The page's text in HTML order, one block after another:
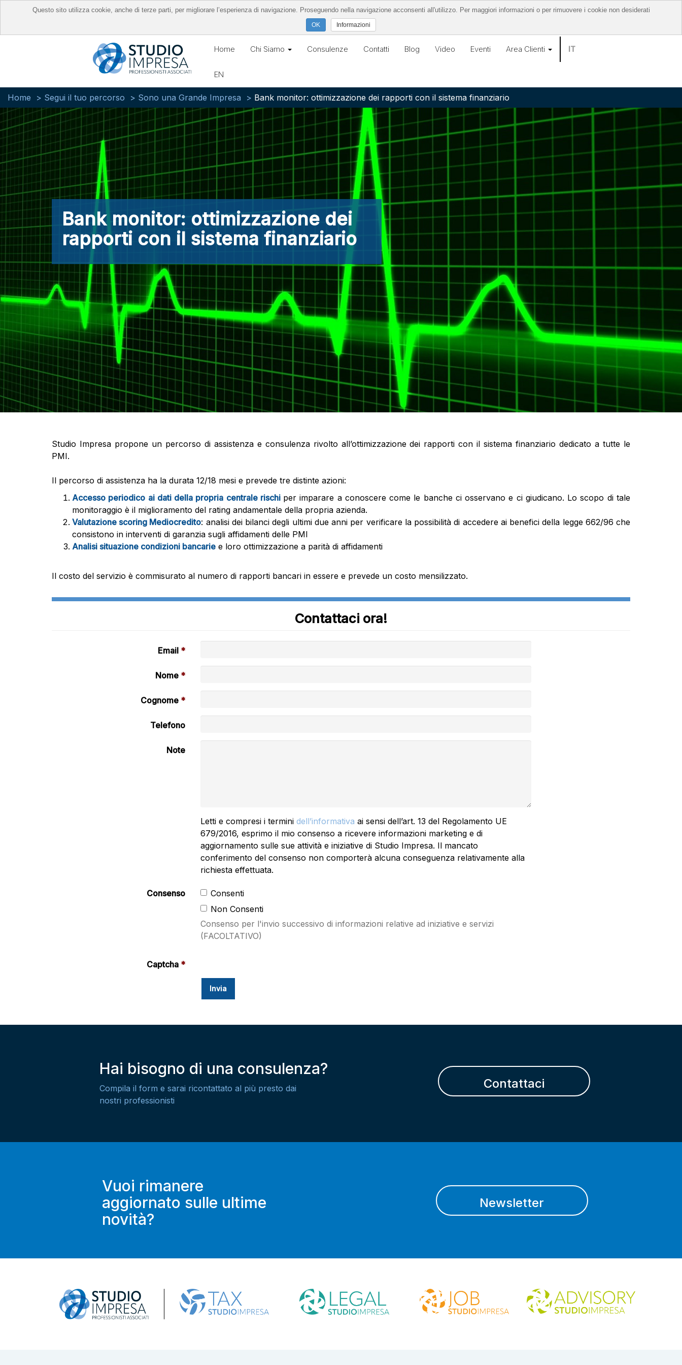
Home Chi Siamo Consulenze Contatti Blog Video Eventi Area Clienti IT
EN
Home Segui il tuo percorso Sono una Grande Impresa Bank monitor: ottimizzazione dei rapporti con il sistema finanziario
Bank monitor: ottimizzazione dei
rapporti con il sistema finanziario
Studio Impresa propone un percorso di assistenza e consulenza rivolto all’ottimizzazione dei rapporti con il sistema finanziario dedicato a tutte le
PMI.
Il percorso di assistenza ha la durata 12/18 mesi e prevede tre distinte azioni:
Accesso periodico ai dati della propria centrale rischi per imparare a conoscere come le banche ci osservano e ci giudicano. Lo scopo di tale
monitoraggio è il miglioramento del rating andamentale della propria azienda.
Valutazione scoring Mediocredito: analisi dei bilanci degli ultimi due anni per verificare la possibilità di accedere ai benefici della legge 662/96 che
consistono in interventi di garanzia sugli affidamenti delle PMI
Analisi situazione condizioni bancarie e loro ottimizzazione a parità di affidamenti
Il costo del servizio è commisurato al numero di rapporti bancari in essere e prevede un costo mensilizzato.
Contattaci ora!
Email
Nome
Cognome
Telefono
Note
Letti e compresi i termini dell’informativa ai sensi dell’art. 13 del Regolamento UE
679/2016, esprimo il mio consenso a ricevere informazioni marketing e di
aggiornamento sulle sue attività e iniziative di Studio Impresa. Il mancato
conferimento del consenso non comporterà alcuna conseguenza relativamente alla
richiesta effettuata.
Consenso
Consenti
Non Consenti
Consenso per l'invio successivo di informazioni relative ad iniziative e servizi
(FACOLTATIVO)
Captcha
Hai bisogno di una consulenza?
Compila il form e sarai ricontattato al più presto dai
nostri professionisti
Contattaci
Vuoi rimanere
aggiornato sulle ultime
novità?
Newsletter
Questo sito utilizza cookie, anche di terze parti, per migliorare l’esperienza di navigazione. Proseguendo nella navigazione acconsenti all'utilizzo. Per maggiori informazioni o per rimuovere i cookie non desiderati
Informazioni